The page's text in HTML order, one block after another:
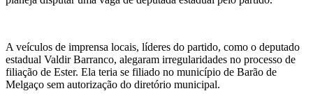
A veículos de imprensa locais, líderes do partido, como o deputado
estadual Valdir Barranco, alegaram irregularidades no processo de
filiação de Ester. Ela teria se filiado no município de Barão de
Melgaço sem autorização do diretório municipal.